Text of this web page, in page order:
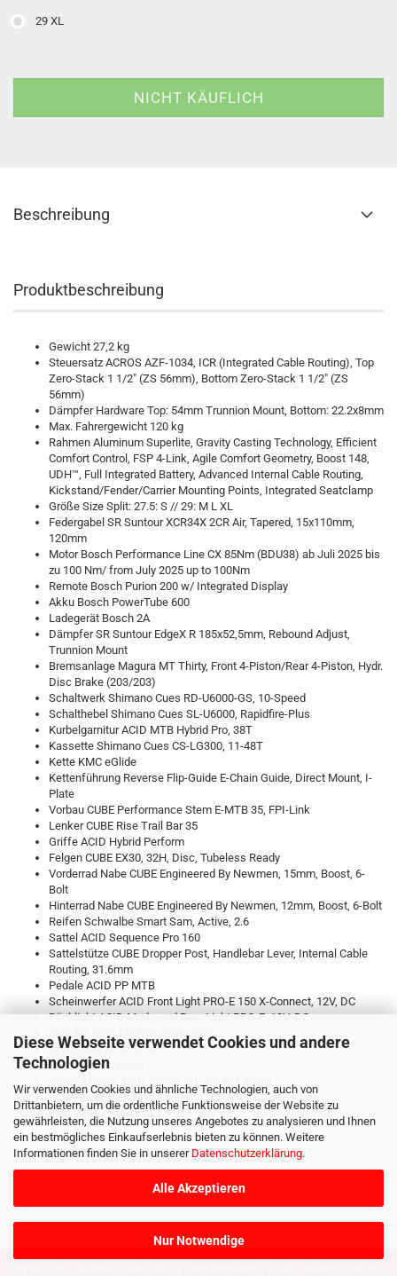
Diese Webseite verwendet Cookies und andere
Technologien
Wir verwenden Cookies und ähnliche Technologien, auch von
Drittanbietern, um die ordentliche Funktionsweise der Website zu
gewährleisten, die Nutzung unseres Angebotes zu analysieren und Ihnen
ein bestmögliches Einkaufserlebnis bieten zu können. Weitere
Informationen finden Sie in unserer Datenschutzerklärung.
Alle Akzeptieren
Nur Notwendige
29 XL
Beschreibung
Produktbeschreibung
Gewicht 27,2 kg
Steuersatz ACROS AZF-1034, ICR (Integrated Cable Routing), Top
Zero-Stack 1 1/2" (ZS 56mm), Bottom Zero-Stack 1 1/2" (ZS
56mm)
Dämpfer Hardware Top: 54mm Trunnion Mount, Bottom: 22.2x8mm
Max. Fahrergewicht 120 kg
Rahmen Aluminum Superlite, Gravity Casting Technology, Efficient
Comfort Control, FSP 4-Link, Agile Comfort Geometry, Boost 148,
UDH™, Full Integrated Battery, Advanced Internal Cable Routing,
Kickstand/Fender/Carrier Mounting Points, Integrated Seatclamp
Größe Size Split: 27.5: S // 29: M L XL
Federgabel SR Suntour XCR34X 2CR Air, Tapered, 15x110mm,
120mm
Motor Bosch Performance Line CX 85Nm (BDU38) ab Juli 2025 bis
zu 100 Nm/ from July 2025 up to 100Nm
Remote Bosch Purion 200 w/ Integrated Display
Akku Bosch PowerTube 600
Ladegerät Bosch 2A
Dämpfer SR Suntour EdgeX R 185x52,5mm, Rebound Adjust,
Trunnion Mount
Bremsanlage Magura MT Thirty, Front 4-Piston/Rear 4-Piston, Hydr.
Disc Brake (203/203)
Schaltwerk Shimano Cues RD-U6000-GS, 10-Speed
Schalthebel Shimano Cues SL-U6000, Rapidfire-Plus
Kurbelgarnitur ACID MTB Hybrid Pro, 38T
Kassette Shimano Cues CS-LG300, 11-48T
Kette KMC eGlide
Kettenführung Reverse Flip-Guide E-Chain Guide, Direct Mount, I-
Plate
Vorbau CUBE Performance Stem E-MTB 35, FPI-Link
Lenker CUBE Rise Trail Bar 35
Griffe ACID Hybrid Perform
Felgen CUBE EX30, 32H, Disc, Tubeless Ready
Vorderrad Nabe CUBE Engineered By Newmen, 15mm, Boost, 6-
Bolt
Hinterrad Nabe CUBE Engineered By Newmen, 12mm, Boost, 6-Bolt
Reifen Schwalbe Smart Sam, Active, 2.6
Sattel ACID Sequence Pro 160
Sattelstütze CUBE Dropper Post, Handlebar Lever, Internal Cable
Routing, 31.6mm
Pedale ACID PP MTB
Scheinwerfer ACID Front Light PRO-E 150 X-Connect, 12V, DC
Rücklicht ACID Mudguard Rear Light PRO-E, 12V, DC
Ständer ACID FM Pure Kickstand
Schutzbleche ACID 65
Glocke ACID Alpha
Gepäckträger ACID Carrier SIC 2.0 Rail Boost
Farbe night´n´chrome
Max. Systemgewicht 150 kg